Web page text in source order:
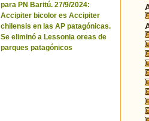
para PN Baritú. 27/9/2024:
Accipiter bicolor es Accipiter
chilensis en las AP patagónicas.
Se eliminó a Lessonia oreas de
parques patagónicos